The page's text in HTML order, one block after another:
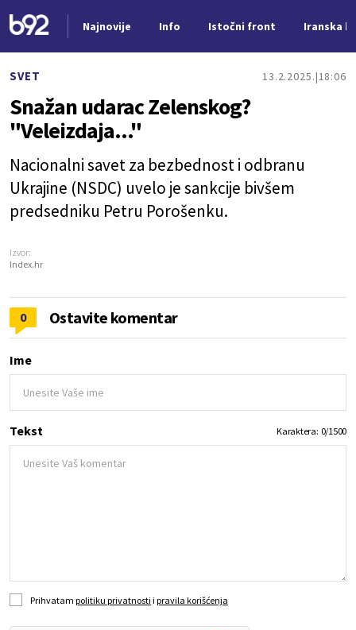
Najnovije Info Istočni front Iranska
SVET 13.2.2025. 18:06
Snažan udarac Zelenskog?
"Veleizdaja..."
Nacionalni savet za bezbednost i odbranu
Ukrajine (NSDC) uvelo je sankcije bivšem
predsedniku Petru Porošenku.
Izvor:
Index.hr
0 Ostavite komentar
Ime
Tekst Karaktera: 0/1500
Prihvatam politiku privatnosti i pravila korišćenja